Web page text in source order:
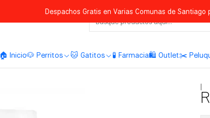
🏠 Inicio🐶 Perritos 🐱 Gatitos 🧪 Farmacia🛍️ Outlet✂️
Despachos Gratis en Varias Comunas de